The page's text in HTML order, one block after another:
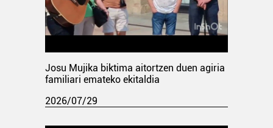
Josu Mujika biktima aitortzen duen agiria
familiari emateko ekitaldia
2026/07/29